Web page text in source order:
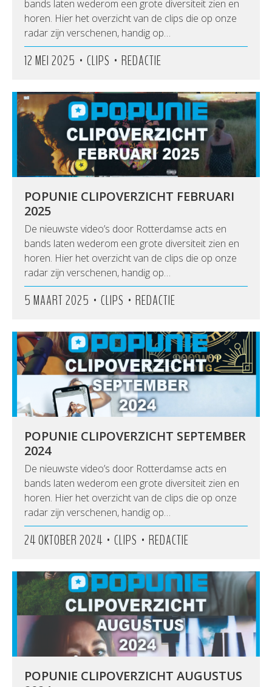
bands laten wederom een grote diversiteit zien en
horen. Hier het overzicht van de clips die op onze
radar zijn verschenen, handig op…
12 MEI 2025 • CLIPS • REDACTIE
POPUNIE CLIPOVERZICHT FEBRUARI
2025
De nieuwste video’s door Rotterdamse acts en
bands laten wederom een grote diversiteit zien en
horen. Hier het overzicht van de clips die op onze
radar zijn verschenen, handig op…
5 MAART 2025 • CLIPS • REDACTIE
POPUNIE CLIPOVERZICHT SEPTEMBER
2024
De nieuwste video’s door Rotterdamse acts en
bands laten wederom een grote diversiteit zien en
horen. Hier het overzicht van de clips die op onze
radar zijn verschenen, handig op…
24 OKTOBER 2024 • CLIPS • REDACTIE
POPUNIE CLIPOVERZICHT AUGUSTUS